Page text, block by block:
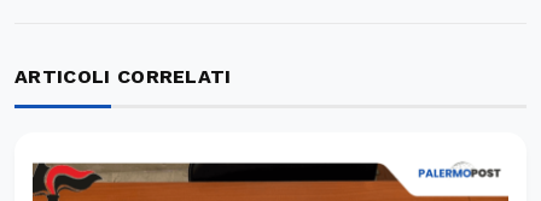
ARTICOLI CORRELATI